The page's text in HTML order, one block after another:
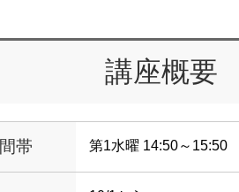
講座概要
帯 第1水曜 14:50～15:50